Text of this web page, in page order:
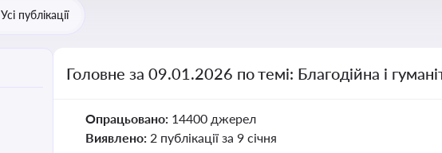
Усі публікації
Головне за 09.01.2026 по темі: Благодійна і
Опрацьовано: 14400 джерел
Виявлено: 2 публікації за 9 січня